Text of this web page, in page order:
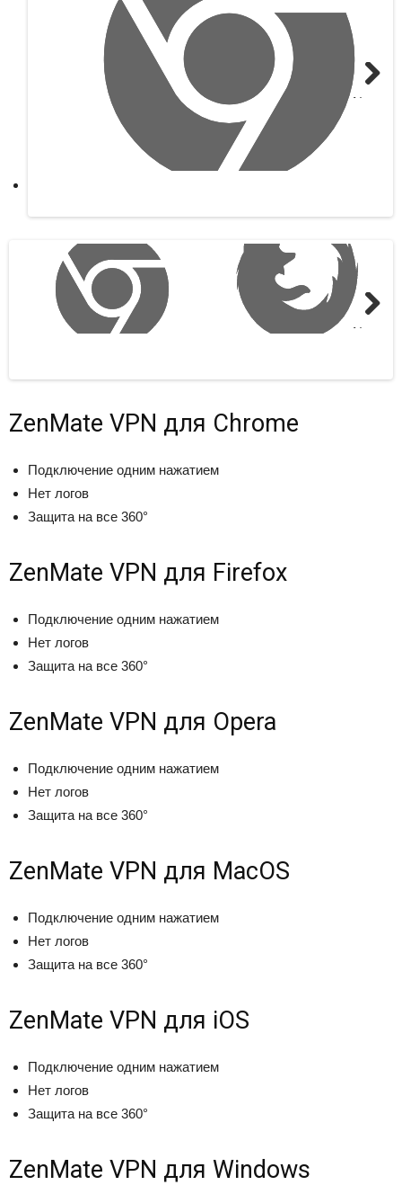
Next
Next
ZenMate VPN для Chrome
Подключение одним нажатием
Нет логов
Защита на все 360°
ZenMate VPN для Firefox
Подключение одним нажатием
Нет логов
Защита на все 360°
ZenMate VPN для Opera
Подключение одним нажатием
Нет логов
Защита на все 360°
ZenMate VPN для MacOS
Подключение одним нажатием
Нет логов
Защита на все 360°
ZenMate VPN для iOS
Подключение одним нажатием
Нет логов
Защита на все 360°
ZenMate VPN для Windows